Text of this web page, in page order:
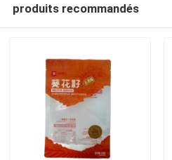
produits recommandés